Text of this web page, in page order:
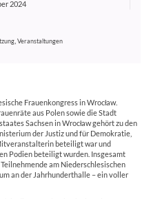
2024
Veranstaltungen
Frauenkongress in Wrocław.
aus Polen sowie die Stadt
Sachsen in Wrocław gehört zu den
der Justiz und für Demokratie,
beteiligt war und
Podien beteiligt wurden. Insgesamt
am Niederschlesischen
an der Jahrhunderthalle – ein voller